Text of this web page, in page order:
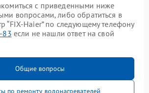
с приведенными ниже
вопросами, либо обратиться в
“FIX-Haier” по следующему телефону
83 если не нашли ответ на свой
Общие вопросы
по ремонту водонагревателей